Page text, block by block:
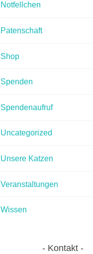
Notfellchen
Patenschaft
Shop
Spenden
Spendenaufruf
Uncategorized
Unsere Katzen
Veranstaltungen
Wissen
Kontakt